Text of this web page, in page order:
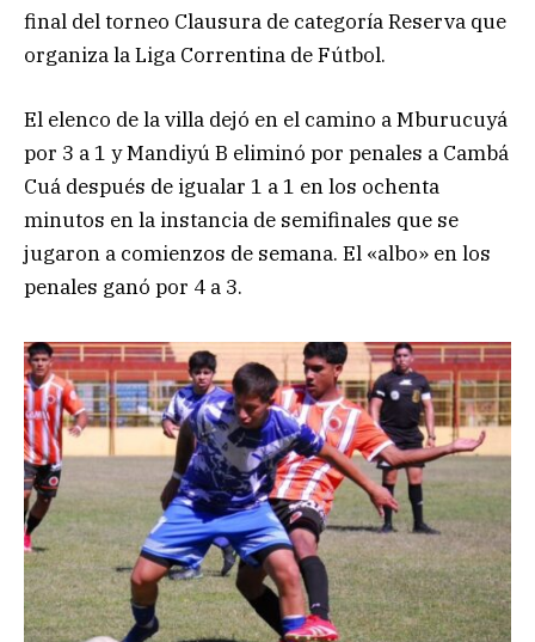
final del torneo Clausura de categoría Reserva que
organiza la Liga Correntina de Fútbol.
El elenco de la villa dejó en el camino a Mburucuyá
por 3 a 1 y Mandiyú B eliminó por penales a Cambá
Cuá después de igualar 1 a 1 en los ochenta
minutos en la instancia de semifinales que se
jugaron a comienzos de semana. El «albo» en los
penales ganó por 4 a 3.